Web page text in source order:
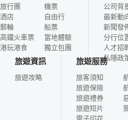
旅行團
酒店
郵輪
高鐵火車票
港玩港食
機票
自由行
船票
當地體驗
獨立包團
公司背
最新動
新聞發
分行位
人才招
私隱政
旅遊資訊
旅遊攻略
旅遊服務
旅客須知
旅遊保險
旅遊禮券
旅遊短片
電子印花